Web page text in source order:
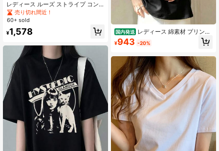
レディース ルーズ ストライプ コン
トラストカラー レタープリント 半袖
Tシャツ、多用途 夏トップス
売り切れ間近！
60+ sold
¥1,578 国内発送 レディース 綿素材 プリント
柄 半袖 T シャツ クルーネック カジ
ュアル 柔らか肌触り 通気性良好 夏
ーカジュアルトップス
¥943 -20%